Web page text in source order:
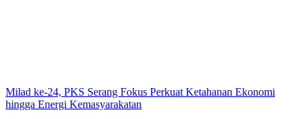
Milad ke-24, PKS Serang Fokus Perkuat Ketahanan Ekonomi
hingga Energi Kemasyarakatan